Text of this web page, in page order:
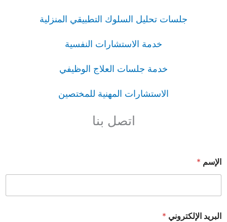
جلسات تحليل السلوك التطبيقي المنزلية
خدمة الاستشارات النفسية
خدمة جلسات العلاج الوظيفي
الاستشارات المهنية للمختصين
اتصل بنا
الإسم *
البريد الإلكتروني *